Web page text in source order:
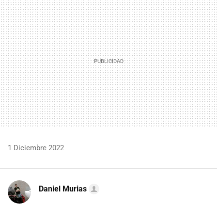
MAIL
1 Diciembre 2022
Daniel Murias